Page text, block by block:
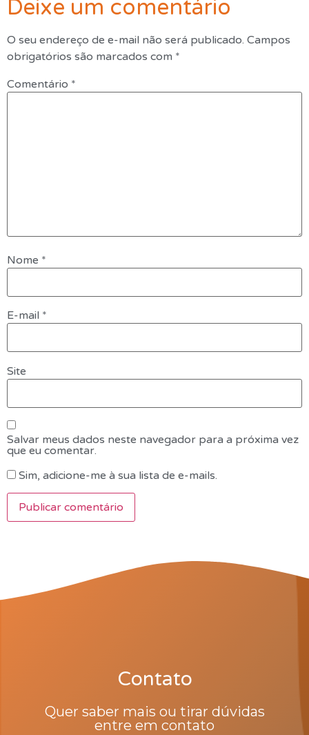
Deixe um comentário
O seu endereço de e-mail não será publicado. Campos
obrigatórios são marcados com *
Comentário *
Nome *
E-mail *
Site
Salvar meus dados neste navegador para a próxima vez
que eu comentar.
Sim, adicione-me à sua lista de e-mails.
Contato
Quer saber mais ou tirar dúvidas
entre em contato